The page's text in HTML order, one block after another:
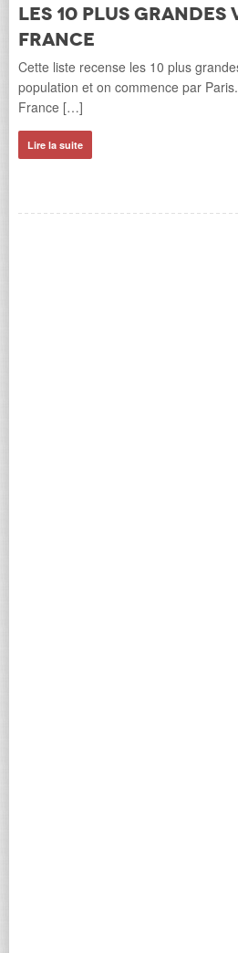
Les 10 plus grandes
France
Cette liste recense les 10 plus
population et on commence par
France […]
Lire la suite